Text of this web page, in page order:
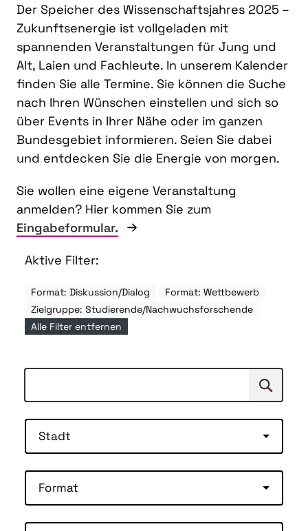
Der Speicher des Wissenschaftsjahres 2025 –
Zukunftsenergie ist vollgeladen mit
spannenden Veranstaltungen für Jung und
Alt, Laien und Fachleute. In unserem Kalender
finden Sie alle Termine. Sie können die Suche
nach Ihren Wünschen einstellen und sich so
über Events in Ihrer Nähe oder im ganzen
Bundesgebiet informieren. Seien Sie dabei
und entdecken Sie die Energie von morgen.
Sie wollen eine eigene Veranstaltung
anmelden? Hier kommen Sie zum
Eingabeformular.
Aktive Filter:
Format: Diskussion/Dialog
Format: Wettbewerb
Zielgruppe: Studierende/Nachwuchsforschende
Alle Filter entfernen
Suchen
Stadt
Format